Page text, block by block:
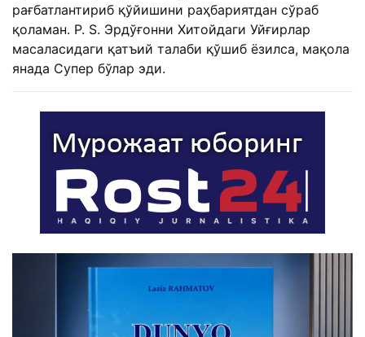
рағбатлантириб қўйишини раҳбариятдан сўраб
қоламан. P. S. Эрдўғонни Хитойдаги Уйғирлар
масаласидаги қатъий талаби қўшиб ёзилса, мақола
янада Супер бўлар эди.